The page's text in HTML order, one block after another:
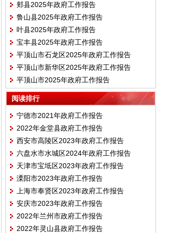
郏县2025年政府工作报告
鲁山县2025年政府工作报告
叶县2025年政府工作报告
宝丰县2025年政府工作报告
平顶山市石龙区2025年政府工作报告
平顶山市新华区2025年政府工作报告
平顶山市2025年政府工作报告
阅读排行
宁德市2021年政府工作报告
2022年金堂县政府工作报告
西安市高陵区2023年政府工作报告
六盘水市水城区2024年政府工作报告
天津市宝坻区2023年政府工作报告
溧阳市2023年政府工作报告
上海市奉贤区2023年政府工作报告
安庆市2023年政府工作报告
2022年兰州市政府工作报告
2022年灵山县政府工作报告